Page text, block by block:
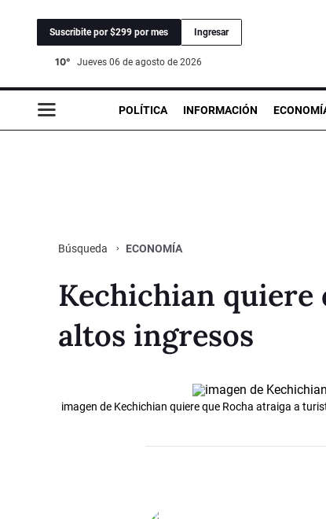
Suscribite por $299 por mes Ingresar
10° jueves 06 de agosto de 2026
POLÍTICA INFORMACIÓN
Búsqueda ECONOMÍA
Kechichian quiere
altos ingresos
imagen de Kechichian quiere que Rocha atraiga a